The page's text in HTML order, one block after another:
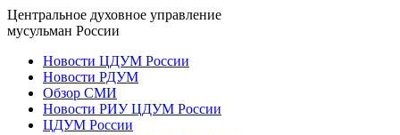
Центральное духовное управление
мусульман России
Новости ЦДУМ России
Новости РДУМ
Обзор СМИ
Новости РИУ ЦДУМ России
ЦДУМ России